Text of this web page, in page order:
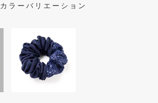
カラーバリエーション